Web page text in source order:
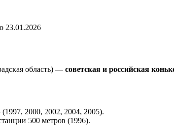
23.01.2026
область) — советская и российская
2000, 2002, 2004, 2005).
500 метров (1996).